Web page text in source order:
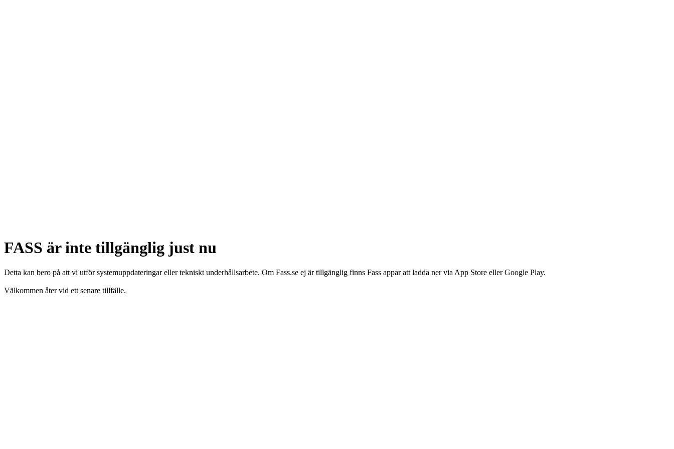
FASS är inte tillgänglig just nu
Detta kan bero på att vi utför systemuppdateringar eller tekniskt underhållsarbete. Om Fass.se ej är tillgänglig finns Fass appar att ladda ner via App Store eller Google Play.
Välkommen åter vid ett senare tillfälle.